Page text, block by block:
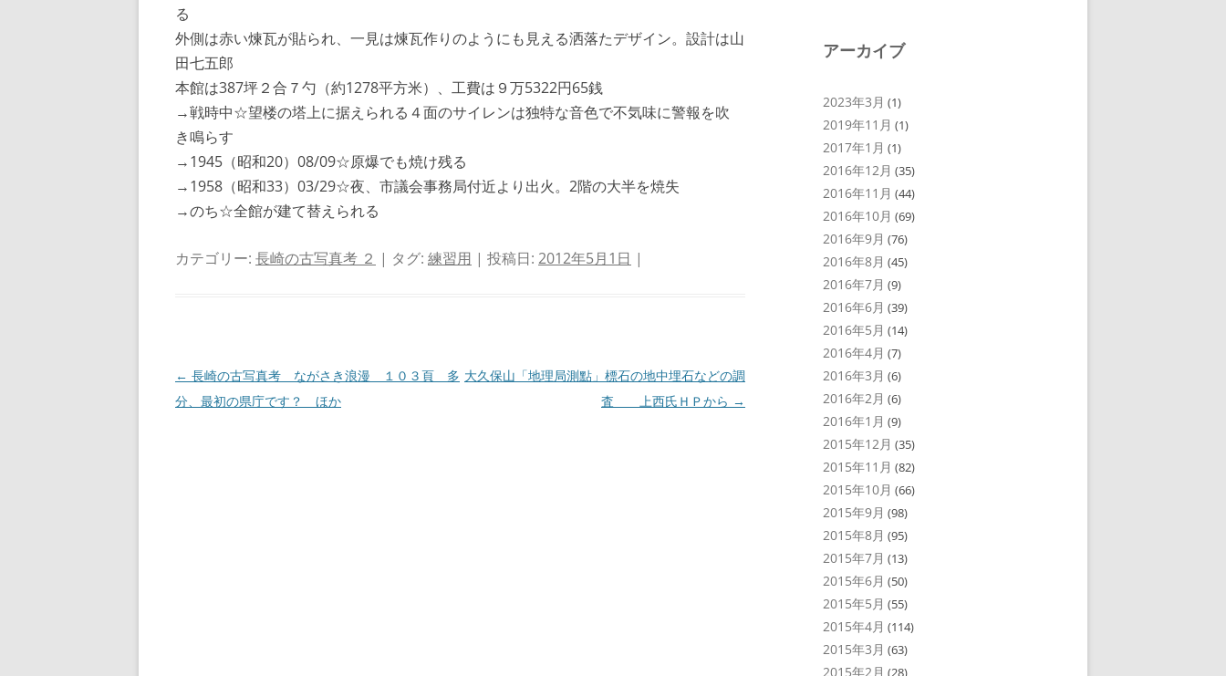
る
外側は赤い煉瓦が貼られ、一見は煉瓦作りのようにも見える洒落たデザイン。設計は山
田七五郎
本館は387坪２合７勺（約1278平方米）、工費は９万5322円65銭
→戦時中☆望楼の塔上に据えられる４面のサイレンは独特な音色で不気味に警報を吹
き鳴らす
→1945（昭和20）08/09☆原爆でも焼け残る
→1958（昭和33）03/29☆夜、市議会事務局付近より出火。2階の大半を焼失
→のち☆全館が建て替えられる
カテゴリー: 長崎の古写真考 ２ | タグ: 練習用 | 投稿日: 2012年5月1日 |
投
稿
← 長崎の古写真考 ながさき浪漫 １０３頁 多
分、最初の県庁です？ ほか
大久保山「地理局測點」標石の地中埋石などの調
査 上西氏ＨＰから →
アーカイブ
2023年3月 (1)
2019年11月 (1)
2017年1月 (1)
2016年12月 (35)
2016年11月 (44)
2016年10月 (69)
2016年9月 (76)
2016年8月 (45)
2016年7月 (9)
2016年6月 (39)
2016年5月 (14)
2016年4月 (7)
2016年3月 (6)
2016年2月 (6)
2016年1月 (9)
2015年12月 (35)
2015年11月 (82)
2015年10月 (66)
2015年9月 (98)
2015年8月 (95)
2015年7月 (13)
2015年6月 (50)
2015年5月 (55)
2015年4月 (114)
2015年3月 (63)
2015年2月 (28)